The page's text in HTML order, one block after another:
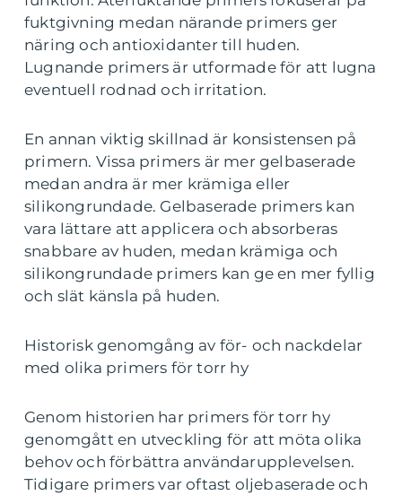
fuktgivning medan närande primers ger
näring och antioxidanter till huden.
Lugnande primers är utformade för att lugna
eventuell rodnad och irritation.
En annan viktig skillnad är konsistensen på
primern. Vissa primers är mer gelbaserade
medan andra är mer krämiga eller
silikongrundade. Gelbaserade primers kan
vara lättare att applicera och absorberas
snabbare av huden, medan krämiga och
silikongrundade primers kan ge en mer fyllig
och slät känsla på huden.
Historisk genomgång av för- och nackdelar
med olika primers för torr hy
Genom historien har primers för torr hy
genomgått en utveckling för att möta olika
behov och förbättra användarupplevelsen.
Tidigare primers var oftast oljebaserade och